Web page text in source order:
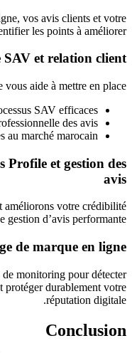
vos avis clients et votre
les points à améliorer.
SAV et relation client
vous aide à mettre en place :
SAV efficaces ;
des avis ;
au marché marocain.
Profile et gestion des
avis
votre crédibilité
gestion d’avis performante.
de marque en ligne
monitoring pour détecter
protéger durablement votre
réputation digitale.
Conclusion